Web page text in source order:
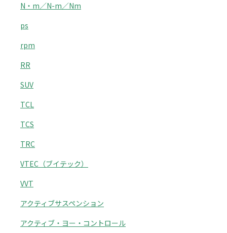
N・m／N-m／Nm
ps
rpm
RR
SUV
TCL
TCS
TRC
VTEC（ブイテック）
VVT
アクティブサスペンション
アクティブ・ヨー・コントロール